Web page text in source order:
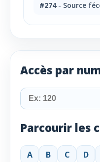
Accès par
Parcourir les
A B C D
#274- Source